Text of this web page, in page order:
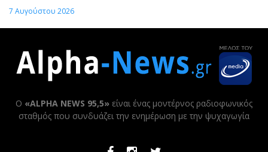
7 Αυγούστου 2026
Ο «ALPHA NEWS 95,5» είναι ένας μοντέρνος ραδιοφωνικός
σταθμός που συνδυάζει την ενημέρωση με την ψυχαγωγία